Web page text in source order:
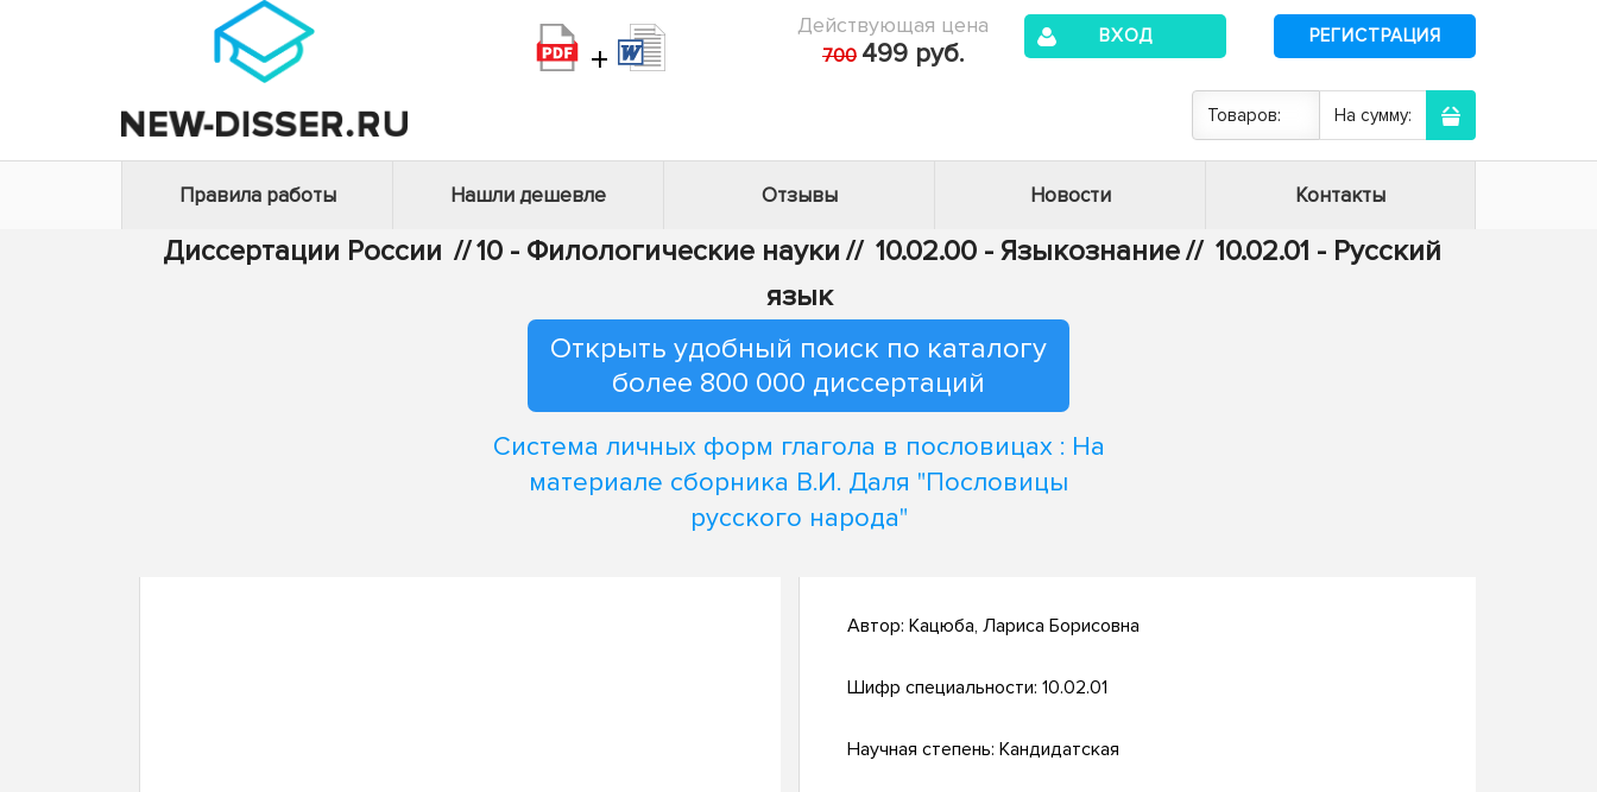
+
Действующая цена
700 499 руб.
ВХОД РЕГИСТРАЦИЯ
Товаров: На сумму:
Правила работы Нашли дешевле Отзывы Новости Контакты
Диссертации России //10 - Филологические науки // 10.02.00 - Языкознание// 10.02.01 - Русский
язык
Открыть удобный поиск по каталогу
более 800 000 диссертаций
Система личных форм глагола в пословицах : На
материале сборника В.И. Даля "Пословицы
русского народа"
Автор: Кацюба, Лариса Борисовна
Шифр специальности: 10.02.01
Научная степень: Кандидатская